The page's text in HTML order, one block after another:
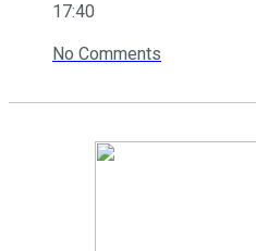
17:40
No Comments